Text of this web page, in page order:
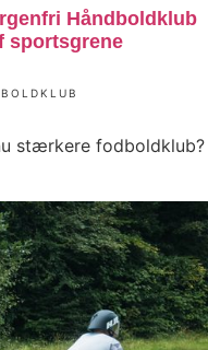
Håndboldklub
sportsgrene
stærkere fodboldklub?